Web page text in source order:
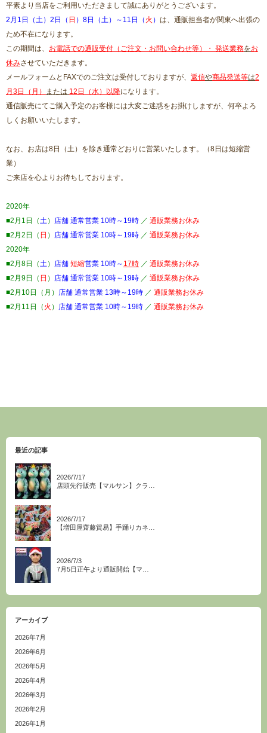
平素より当店をご利用いただきまして誠にありがとうございます。
2月1日（土）2日（ 日 ） 8日（土）～11日（ 火 ） は、通販担当者が関東へ出張の
ため不在になります。
この期間は、 お電話での通販受付（ご注文・お問い合わせ等）・ 発送業務をお
休みさせていただきます。
メールフォームとFAXでのご注文は受付しておりますが、 返信や商品発送等は2
月3日（月）
または 12日（水）以降になります。
通信販売にてご購入予定のお客様には大変ご迷惑をお掛けしますが、何卒よろ
しくお願いいたします。
なお、お店は8日（土）を除き通常どおりに営業いたします。（8日は短縮営
業）
ご来店を心よりお待ちしております。
2020年
■2月1日（ 土 ） 店舗 通常営業 10時～19時 ／ 通販業務お休み
■2月2日（ 日 ） 店舗 通常営業 10時～19時 ／ 通販業務お休み
2020年
■2月8日（ 土 ） 店舗 短縮営業 10時～ 17時 ／ 通販業務お休み
■2月9日（ 日 ） 店舗 通常営業 10時～19時 ／ 通販業務お休み
■2月10日（月）
店舗 通常営業 13時～19時 ／ 通販業務お休み
■2月11日（ 火 ） 店舗 通常営業 10時～19時 ／ 通販業務お休み
最近の記事
2026/7/17
店頭先行販売【マルサン】クラ…
2026/7/17
【増田屋齋藤貿易】手踊りカネ…
2026/7/3
7月5日正午より通販開始【マ…
アーカイブ
2026年7月
2026年6月
2026年5月
2026年4月
2026年3月
2026年2月
2026年1月